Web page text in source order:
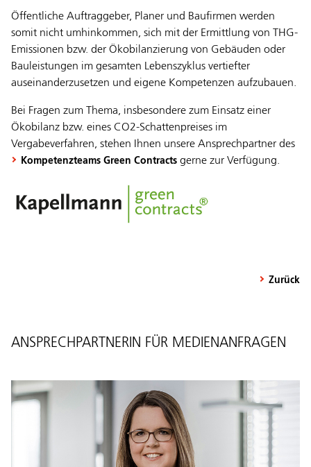
Öffentliche Auftraggeber, Planer und Baufirmen werden
somit nicht umhinkommen, sich mit der Ermittlung von THG-
Emissionen bzw. der Ökobilanzierung von Gebäuden oder
Bauleistungen im gesamten Lebenszyklus vertiefter
auseinanderzusetzen und eigene Kompetenzen aufzubauen.
Bei Fragen zum Thema, insbesondere zum Einsatz einer
Ökobilanz bzw. eines CO2-Schattenpreises im
Vergabeverfahren, stehen Ihnen unsere Ansprechpartner des
Kompetenzteams Green Contracts gerne zur Verfügung.
Zurück
ANSPRECHPARTNERIN FÜR MEDIENANFRAGEN